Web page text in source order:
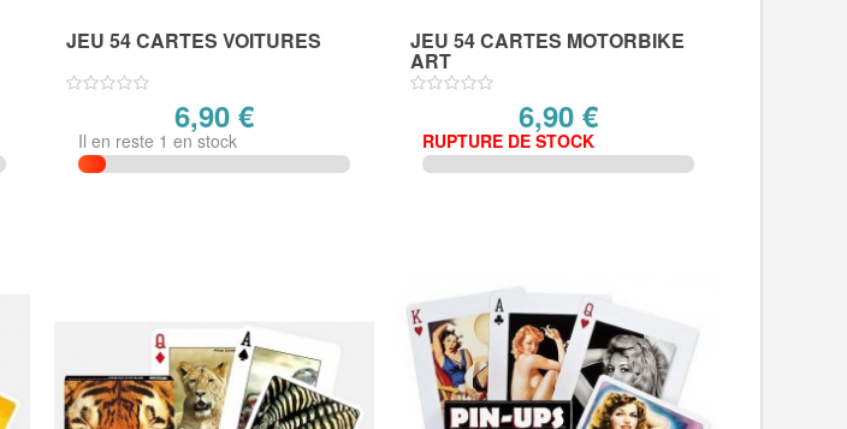
JEU 54 CARTES VOITURES
6,90 €
Il en reste 1 en stock
JEU 54 CARTES MOTORBIKE
ART
6,90 €
RUPTURE DE STOCK